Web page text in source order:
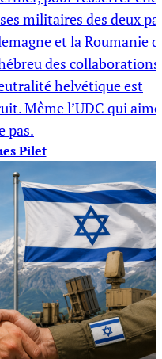
militaires des deux
et la Roumanie
des collaborations
helvétique est
Même l’UDC qui aime
pas.
Pilet